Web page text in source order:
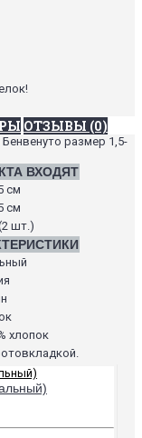
ОТЗЫВЫ (0)
размер 1,5-
ВХОДЯТ
см
см
шт.)
хлопок